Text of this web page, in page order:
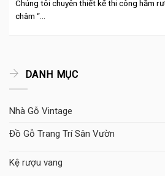
DANH MỤC
Nhà Gỗ Vintage
Đồ Gỗ Trang Trí Sân Vườn
Kệ rượu vang
Chúng tôi chuyên thiết kế thi công hầm
châm “...